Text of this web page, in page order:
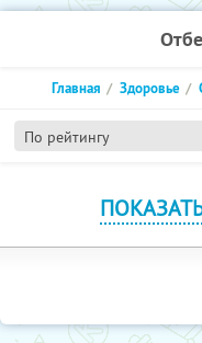
По рейтингу
Главная Здоровье